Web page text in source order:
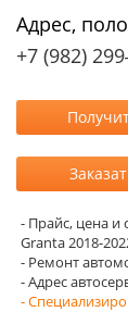
Адрес,
+7 (982)
- Прайс, цена и
Granta 2018-
- Ремонт
- Адрес
-